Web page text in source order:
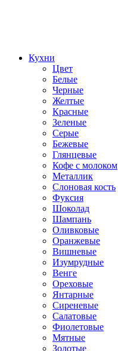
Кухни
Цвет
Белые
Черные
Желтые
Красные
Зеленые
Серые
Бежевые
Глянцевые
Кофе с молоком
Металлик
Слоновая кость
Фуксия
Шоколад
Шампань
Оливковые
Оранжевые
Вишневые
Изумрудные
Венге
Ореховые
Янтарные
Сиреневые
Салатовые
Фиолетовые
Мятные
Золотые